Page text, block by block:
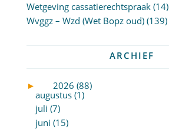
Wetgeving cassatierechtspraak(14)
Wvggz – Wzd (Wet Bopz oud)(139)
ARCHIEF
►
2026 (88)
augustus (1)
juli (7)
juni (15)